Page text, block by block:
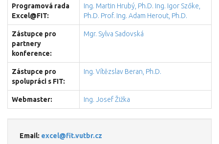
Programová rada
Excel@FIT:
Ing. Martin Hrubý, Ph.D. Ing. Igor Szőke,
Ph.D. Prof. Ing. Adam Herout, Ph.D.
Zástupce pro
partnery
konference:
Mgr. Sylva Sadovská
Zástupce pro
spolupráci s FIT:
Ing. Vítězslav Beran, Ph.D.
Webmaster: Ing. Josef Žižka
Email: excel@fit.vutbr.cz